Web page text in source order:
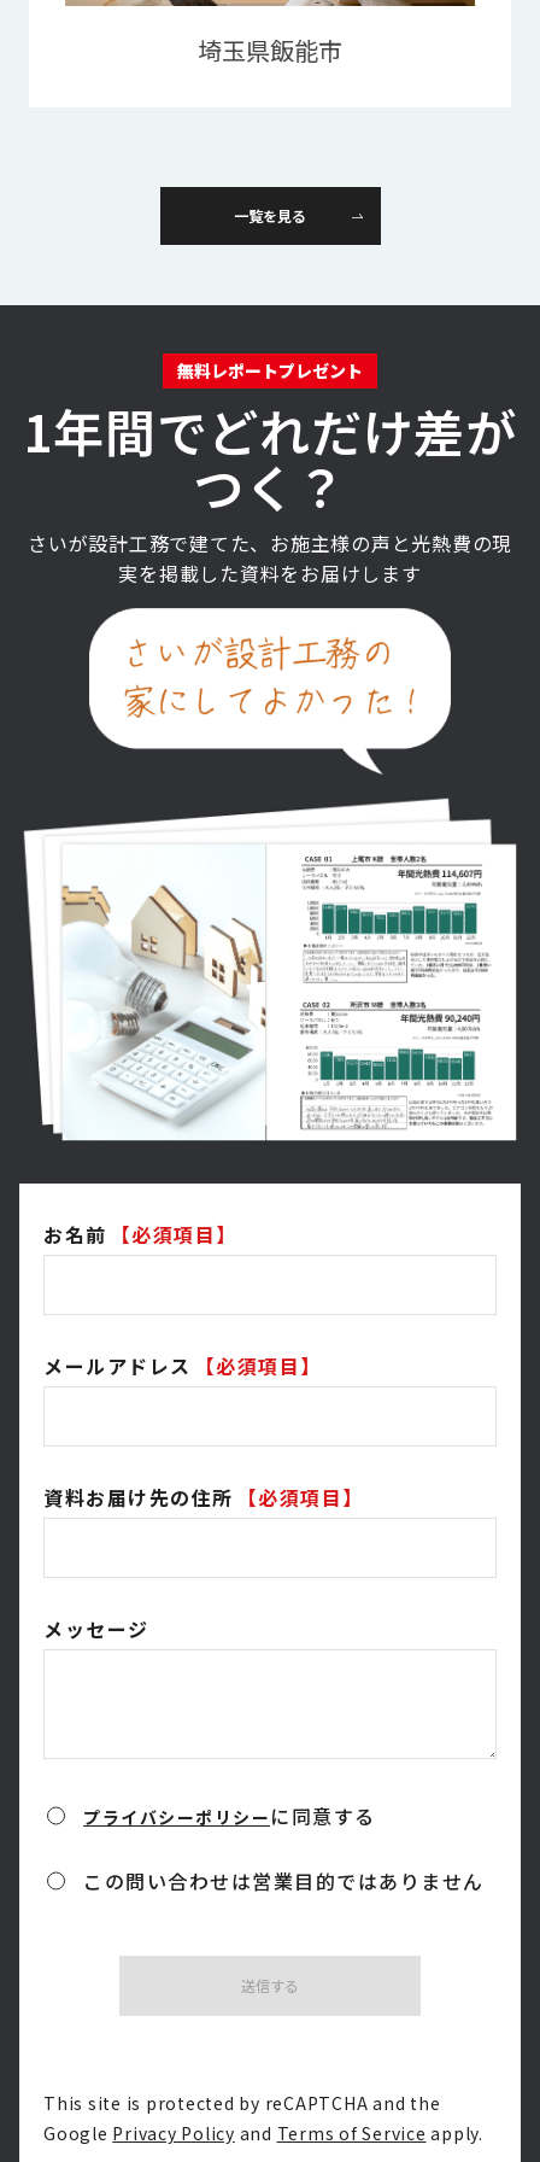
埼玉県飯能市
一覧を見る
無料レポートプレゼント
1年間でどれだけ差が
つく？
さいが設計工務で建てた、お施主様の声と光熱費の現
実を掲載した資料をお届けします
お名前 【必須項目】
メールアドレス 【必須項目】
資料お届け先の住所 【必須項目】
メッセージ
プライバシーポリシー に同意する
この問い合わせは営業目的ではありません
送信する
This site is protected by reCAPTCHA and the
Google Privacy Policy and Terms of Service apply.